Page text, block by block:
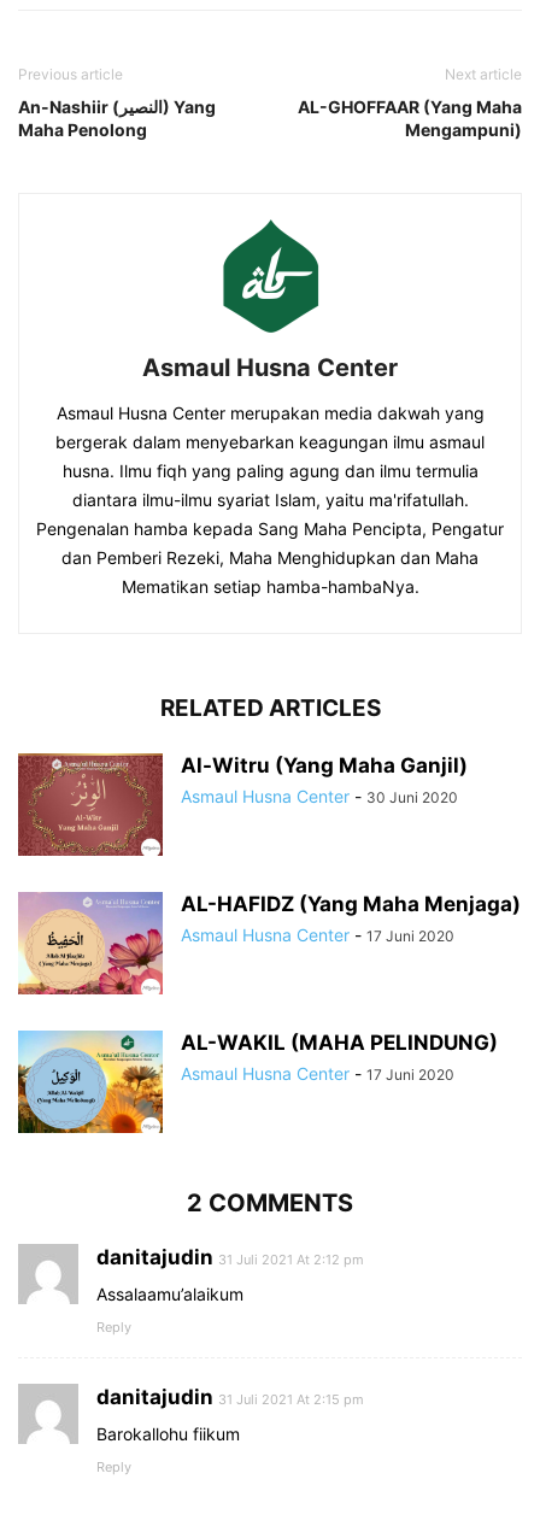
Previous article
An-Nashiir (النصير) Yang
Maha Penolong
Next article
AL-GHOFFAAR (Yang Maha
Mengampuni)
Asmaul Husna Center
Asmaul Husna Center merupakan media dakwah yang
bergerak dalam menyebarkan keagungan ilmu asmaul
husna. Ilmu fiqh yang paling agung dan ilmu termulia
diantara ilmu-ilmu syariat Islam, yaitu ma'rifatullah.
Pengenalan hamba kepada Sang Maha Pencipta, Pengatur
dan Pemberi Rezeki, Maha Menghidupkan dan Maha
Mematikan setiap hamba-hambaNya.
RELATED ARTICLES
Al-Witru (Yang Maha Ganjil)
Asmaul Husna Center - 30 Juni 2020
AL-HAFIDZ (Yang Maha Menjaga)
Asmaul Husna Center - 17 Juni 2020
AL-WAKIL (MAHA PELINDUNG)
Asmaul Husna Center - 17 Juni 2020
2 COMMENTS
danitajudin 31 Juli 2021 At 2:12 pm
Assalaamu’alaikum
Reply
danitajudin 31 Juli 2021 At 2:15 pm
Barokallohu fiikum
Reply